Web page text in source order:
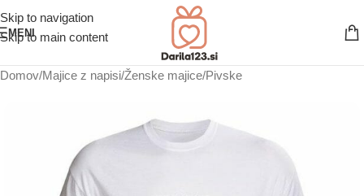
Skip to navigation
Skip to main content
MENI
Domov/Majice z napisi/Ženske majice/Pivske